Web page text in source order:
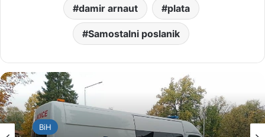
damir arnaut plata
Samostalni poslanik
BiH